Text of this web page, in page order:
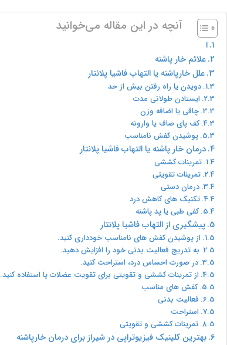
آنچه در این مقاله می‌خوانید
ا
علائم خار پاشنه
علل خارپاشنه یا التهاب فاشیا پلانتار
دویدن یا راه رفتن بیش از حد
ایستادن طولانی مدت
چاقی یا اضافه وزن
کف پای صاف یا وارونه
پوشیدن کفش نامناسب
درمان خار پاشنه یا التهاب فاشیا پلانتار
تمرینات کششی
تمرینات تقویتی
درمان دستی
تکنیک های کاهش درد
کفی طبی یا پد پاشنه
پیشگیری از التهاب فاشیا پلانتار
از پوشیدن کفش های نامناسب خودداری کنید.
به تدریج فعالیت بدنی خود را افزایش دهید.
در صورت احساس درد، استراحت کنید.
از تمرینات کششی و تقویتی برای تقویت عضلات پا استفاده کنید.
کفش های مناسب
فعالیت بدنی
استراحت
تمرینات کششی و تقویتی
بهترین کلینیک فیزیوتراپی در شیراز برای درمان خارپاشنه